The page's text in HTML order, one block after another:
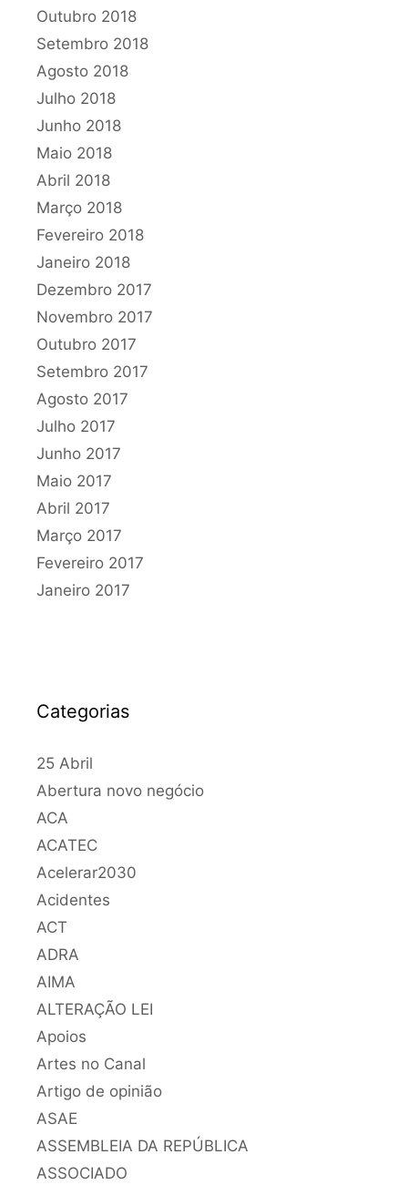
Outubro 2018
Setembro 2018
Agosto 2018
Julho 2018
Junho 2018
Maio 2018
Abril 2018
Março 2018
Fevereiro 2018
Janeiro 2018
Dezembro 2017
Novembro 2017
Outubro 2017
Setembro 2017
Agosto 2017
Julho 2017
Junho 2017
Maio 2017
Abril 2017
Março 2017
Fevereiro 2017
Janeiro 2017
Categorias
25 Abril
Abertura novo negócio
ACA
ACATEC
Acelerar2030
Acidentes
ACT
ADRA
AIMA
ALTERAÇÃO LEI
Apoios
Artes no Canal
Artigo de opinião
ASAE
ASSEMBLEIA DA REPÚBLICA
ASSOCIADO